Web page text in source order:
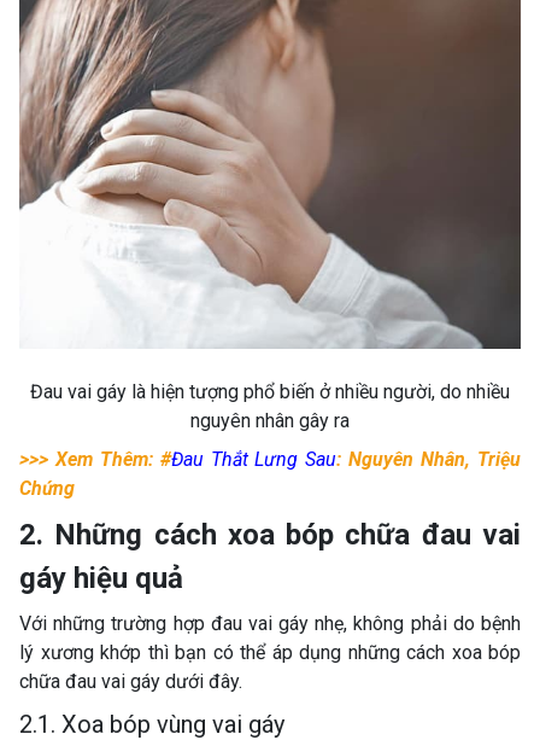
Đau vai gáy là hiện tượng phổ biến ở nhiều người, do nhiều
nguyên nhân gây ra
>>> Xem Thêm: #Đau Thắt Lưng Sau: Nguyên Nhân, Triệu
Chứng
2. Những cách xoa bóp chữa đau vai
gáy hiệu quả
Với những trường hợp đau vai gáy nhẹ, không phải do bệnh
lý xương khớp thì bạn có thể áp dụng những cách xoa bóp
chữa đau vai gáy dưới đây.
2.1. Xoa bóp vùng vai gáy